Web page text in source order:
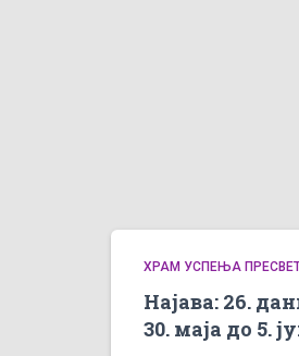
ХРАМ УСПЕЊА
Најава: 26.
30. маја до 5.